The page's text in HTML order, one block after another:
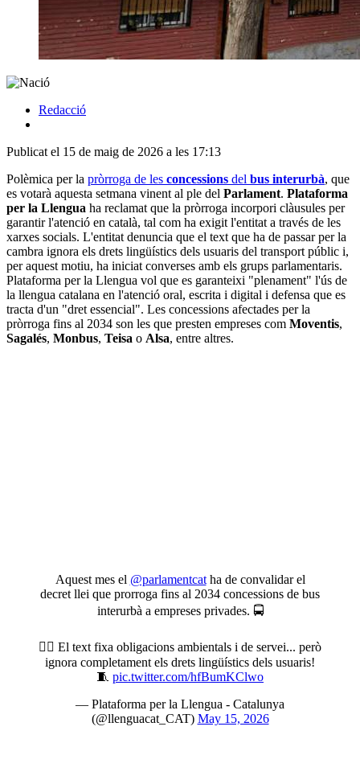
Redacció
Publicat el 15 de maig de 2026 a les 17:13
Polèmica per la pròrroga de les concessions del bus interurbà, que
es votarà aquesta setmana vinent al ple del Parlament. Plataforma
per la Llengua ha reclamat que la pròrroga incorpori clàusules per
garantir l'atenció en català, tal com ha exigit l'entitat a través de les
xarxes socials. L'entitat denuncia que el text que ha de passar per la
cambra ignora els drets lingüístics dels usuaris del transport públic i,
per aquest motiu, ha iniciat converses amb els grups parlamentaris.
Plataforma per la Llengua vol que es garanteixi "plenament" l'ús de
la llengua catalana en l'atenció oral, escrita i digital i defensa que es
tracta d'un "dret essencial". Les concessions afectades per la
pròrroga fins al 2034 son les que presten empreses com Moventis,
Sagalés, Monbus, Teisa o Alsa, entre altres.
Aquest mes el @parlamentcatha de convalidar el
decret llei que prorroga fins al 2034 concessions de bus
interurbà a empreses privades. 🚍
✍🏼 El text fixa obligacions ambientals i de servei... però
ignora completament els drets lingüístics dels usuaris!
🧵 pic.twitter.com/hfBumKClwo
— Plataforma per la Llengua - Catalunya
(@llenguacat_CAT) May 15, 2026